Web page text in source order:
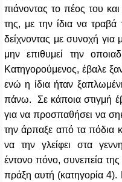
πιάνοντας το πέος του
της, με την ίδια να
δείχνοντας με συνοχή
μην επιθυμεί την
Κατηγορούμενος, έβαλε
ενώ η ίδια ήταν
πάνω. Σε κάποια στιγμή
για να προσπαθήσει να
την άρπαξε από τα πόδια
να την γλείφει στα
έντονο πόνο, συνεπεία
πράξη αυτή (κατηγορία 4).